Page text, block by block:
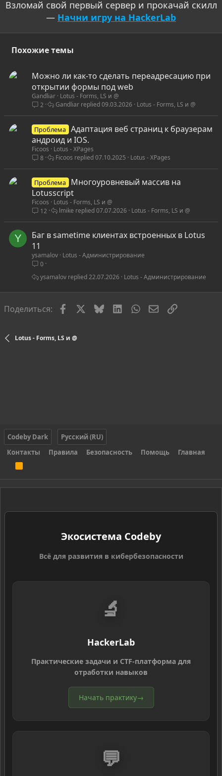
Взломай свой первый сервер и прокачай скилл
— Начни игру на HackerLab
Похожие темы
Можно ли как-то сделать переадресацию при
открытии формы под web
Gandliar Lotus - Forms, LS и @
2
Lotus - Forms, LS и @
09.03.2026
Gandliar
Проблема Адаптация веб страниц к браузерам
андроид и IOS.
Ficoos
Lotus - XPages
8
Lotus - XPages
07.10.2025
Ficoos
Проблема
Многоуровневый массив на
Lotusscript
Ficoos
Lotus - Forms, LS и @
12
Lotus - Forms, LS и @
07.07.2026
lmike
Y
Баг в sametime клиентах встроенных в Lotus
11
ysamalov Lotus - Администрирование
0
Lotus - Администрирование
22.07.2026
ysamalov
Поделиться: FacebookBlueskyLinkedInWhatsAppЭлектронная
Ссылка
Lotus - Forms, LS и @
Codeby Dark
Русский (RU)
Контакты
Правила Безопасность Помощь Главная
S
Экосистема Codeby
Всё для развития в кибербезопасности
🔬
HackerLab
Практические задачи и CTF-платформа для
отработки навыков
Начать практику→
💬